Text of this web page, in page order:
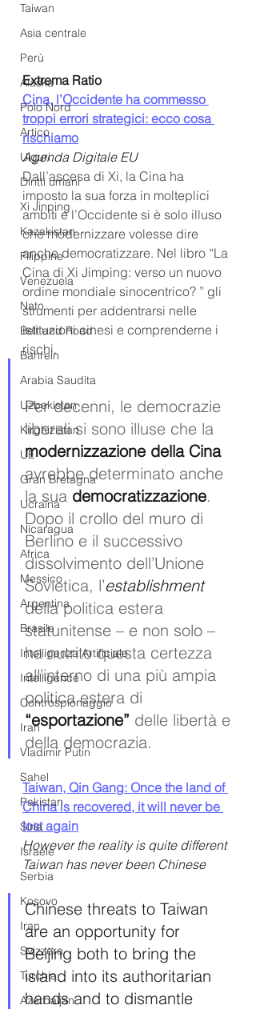
Taiwan
Asia centrale
Perù
Alaska
Polo Nord
Artico
Uiguri
Diritti umani
Xi Jinping
Kazakistan
Filippine
Venezuela
Nato
Belt and Road
Bahrein
Arabia Saudita
Uzbekistan
Kirghizistan
UE
Gran Bretagna
Ucraina
Nicaragua
Africa
Messico
Argentina
Brasile
Intelligenza Artificiale
Intelligence
Controspionaggio
Iran
Vladimir Putin
Sahel
Pakistan
Siria
Israele
Serbia
Kosovo
Iran
Svizzera
Turchia
Azerbaijan
Extrema Ratio
Cina, l’Occidente ha commesso
troppi errori strategici: ecco cosa
rischiamo
Agenda Digitale EU
Dall’ascesa di Xi, la Cina ha
imposto la sua forza in molteplici
ambiti e l’Occidente si è solo illuso
che modernizzare volesse dire
anche democratizzare. Nel libro “La
Cina di Xi Jimping: verso un nuovo
ordine mondiale sinocentrico? ” gli
strumenti per addentrarsi nelle
istituzioni cinesi e comprenderne i
rischi.
Per decenni, le democrazie
liberali si sono illuse che la
modernizzazione della Cina
avrebbe determinato anche
la sua democratizzazione.
Dopo il crollo del muro di
Berlino e il successivo
dissolvimento dell’Unione
Sovietica, l’establishment
della politica estera
statunitense – e non solo –
ha nutrito questa certezza
all’interno di una più ampia
politica estera di
“esportazione” delle libertà e
della democrazia.
Taiwan, Qin Gang: Once the land of
China is recovered, it will never be
lost again
However the reality is quite different
Taiwan has never been Chinese
Chinese threats to Taiwan
are an opportunity for
Beijing both to bring the
island into its authoritarian
hands and to dismantle